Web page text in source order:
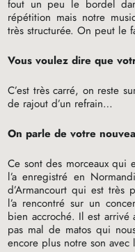
fout un peu le bordel
répétition mais notre
très structurée. On peut le
Vous voulez dire que
C’est très carré, on reste
de rajout d’un refrain…
On parle de votre
Ce sont des morceaux qui
l’a enregistré en
d’Armancourt qui est très
l’a rencontré sur un
bien accroché. Il est arrivé
pas mal de matos qui
encore plus notre son